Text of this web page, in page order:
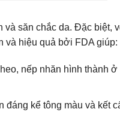
và săn chắc da. Đặc biệt,
và hiệu quả bởi FDA giúp:
nếp nhăn hình thành ở
đáng kể tông màu và kết